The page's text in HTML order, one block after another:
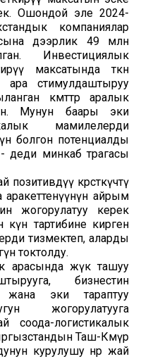
Ошондой эле 2024-
компаниялар
дээрлик 49 млн
Инвестициялык
максатында өткөн
стимулдаштыруу
өкмөттөр аралык
Мунун баары эки
мамилелерди
болгон потенциалды
деди минкаб төрагасы
көрсөткүчтү
аракеттенүүнүн айрым
жогорулатуу керек
күн тартибине кирген
тизмектеп, аларды
токтолду.
арасында жүк ташуу
бизнестин
жана эки тараптуу
жогорулатууга
соода-логистикалык
Таш-Көмүр
курулушу өнөр жай